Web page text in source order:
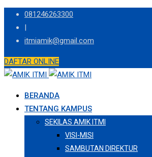
Skip
content
081246263300
|
itmiamik@gmail.com
DAFTAR ONLINE
BERANDA
TENTANG KAMPUS
SEKILAS AMIK ITMI
VISI-MISI
SAMBUTAN DIREKTUR